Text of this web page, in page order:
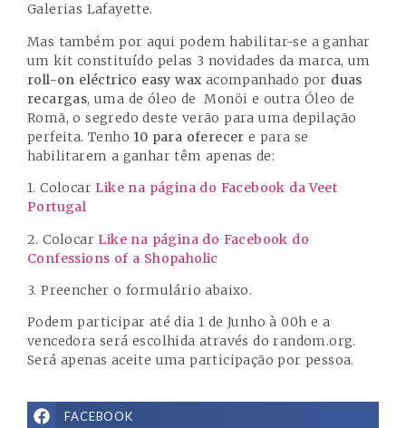
Galerias Lafayette.
Mas também por aqui podem habilitar-se a ganhar
um kit constituído pelas 3 novidades da marca, um
roll-on eléctrico easy wax acompanhado por duas
recargas, uma de óleo de Monöi e outra Óleo de
Romã, o segredo deste verão para uma depilação
perfeita. Tenho 10 para oferecer e para se
habilitarem a ganhar têm apenas de:
1. Colocar Like na página do Facebook da Veet
Portugal
2. Colocar Like na página do Facebook do
Confessions of a Shopaholic
3. Preencher o formulário abaixo.
Podem participar até dia 1 de Junho à 00h e a
vencedora será escolhida através do random.org.
Será apenas aceite uma participação por pessoa.
FACEBOOK